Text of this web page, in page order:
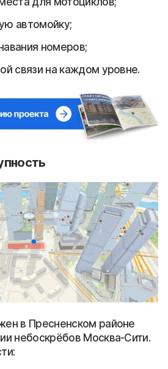
автомойку;
номеров;
связи на каждом уровне.
в Пресненском районе
небоскрёбов Москва-Сити.